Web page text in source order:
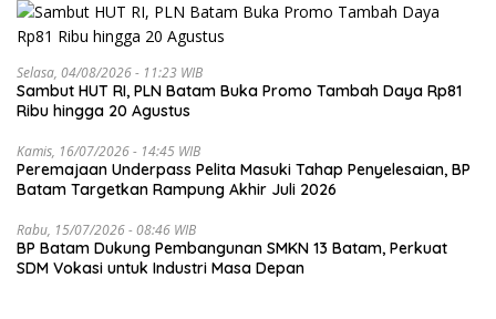
Selasa, 04/08/2026 - 11:23 WIB
Sambut HUT RI, PLN Batam Buka Promo Tambah Daya Rp81
Ribu hingga 20 Agustus
Kamis, 16/07/2026 - 14:45 WIB
Peremajaan Underpass Pelita Masuki Tahap Penyelesaian, BP
Batam Targetkan Rampung Akhir Juli 2026
Rabu, 15/07/2026 - 08:46 WIB
BP Batam Dukung Pembangunan SMKN 13 Batam, Perkuat
SDM Vokasi untuk Industri Masa Depan